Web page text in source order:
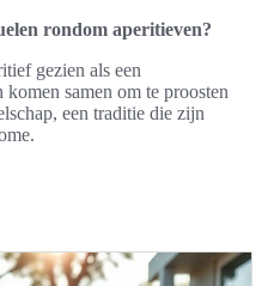
rondom aperitieven?
gezien als een
samen om te proosten
een traditie die zijn